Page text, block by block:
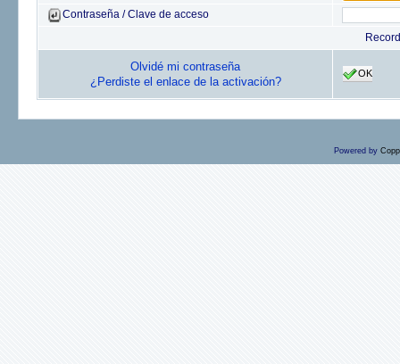
Contraseña / Clave de acceso
Olvidé mi contraseña
¿Perdiste el enlace de la activación?
OK
Powered by